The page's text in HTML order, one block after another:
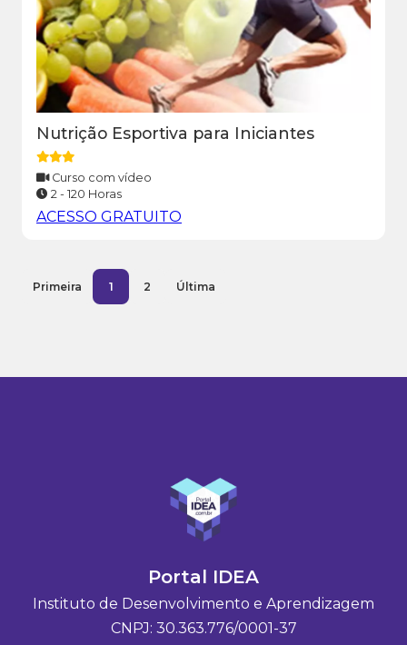
Nutrição Esportiva para Iniciantes
Curso com vídeo
2 - 120 Horas
ACESSO GRATUITO
Primeira 1 2 Última
Portal IDEA
Instituto de Desenvolvimento e Aprendizagem
CNPJ: 30.363.776/0001-37